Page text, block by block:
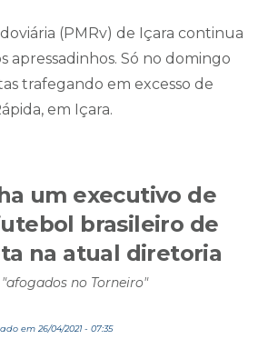
(PMRv) de Içara continua
apressadinhos. Só no domingo
trafegando em excesso de
em Içara.
um executivo de
brasileiro de
na atual diretoria
no Torneiro"
em 26/04/2021 - 07:35